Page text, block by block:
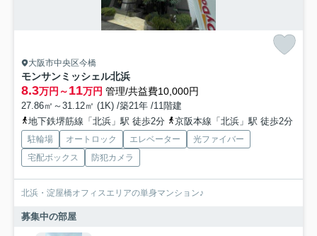
大阪市中央区今橋
モンサンミッシェル北浜
8.3万円～11万円 管理/共益費10,000円
27.86㎡～31.12㎡ (1K) /築21年 /11階建
地下鉄堺筋線「北浜」駅 徒歩2分
京阪本線「北浜」駅 徒歩2分
駐輪場 オートロック エレベーター
光ファイバー
宅配ボックス
防犯カメラ
北浜・淀屋橋オフィスエリアの単身マンション♪
募集中の部屋